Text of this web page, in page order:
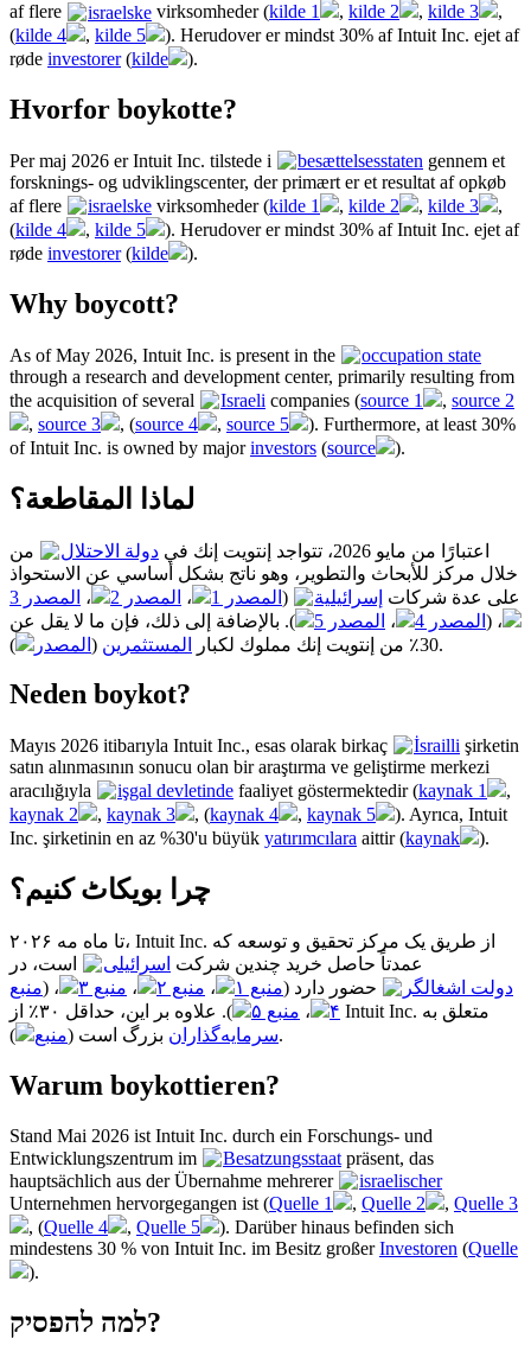
af flere
israelske virksomheder (kilde 1 , kilde 2 , kilde 3
,
(kilde 4 , kilde 5
). Herudover er mindst 30% af Intuit Inc. ejet af
røde investorer(kilde ).
Hvorfor boykotte?
Per maj 2026 er Intuit Inc. tilstede i besættelsesstaten gennem et
forsknings- og udviklingscenter, der primært er et resultat af opkøb
af flere
israelske virksomheder (kilde 1 , kilde 2 , kilde 3
,
(kilde 4 , kilde 5
). Herudover er mindst 30% af Intuit Inc. ejet af
røde investorer(kilde ).
Why boycott?
As of May 2026, Intuit Inc. is present in the
occupation state
through a research and development center, primarily resulting from
the acquisition of several
Israeli companies (source 1 , source 2
, source 3 , (source 4 , source 5
). Furthermore, at least 30%
of Intuit Inc. is owned by majorinvestors (source ).
لماذا المقاطعة؟
اعتبارًا من مايو 2026، تتواجد إنتويت إنك في دولة الاحتلال
من
خلال مركز للأبحاث والتطوير، وهو ناتج بشكل أساسي عن الاستحواذ
على عدة شركات إسرائيلية ( المصدر 1 ، المصدر 2 ، المصدر 3
، ( المصدر 4 ، المصدر 5
). بالإضافة إلى ذلك، فإن ما لا يقل عن
30٪ من إنتويت إنك مملوك لكبار
المستثمرين ( المصدر ).
Neden boykot?
Mayıs 2026 itibarıyla Intuit Inc., esas olarak birkaç İsrailli şirketin
satın alınmasının sonucu olan bir araştırma ve geliştirme merkezi
aracılığıyla
işgal devletinde faaliyet göstermektedir (kaynak 1
,
kaynak 2
, kaynak 3 , (kaynak 4 , kaynak 5
). Ayrıca, Intuit
Inc. şirketinin en az %30'u büyük yatırımcılara aittir (kaynak ).
چرا بویکاٹ کنیم؟
تا ماه مه ۲۰۲۶، Intuit Inc. از طریق یک مرکز تحقیق و توسعه که
عمدتاً حاصل خرید چندین شرکت اسرائیلی
است، در
دولت اشغالگر
حضور دارد (منبع ۱ ، منبع ۲ ، منبع ۳ ، (منبع
۴
، منبع ۵
). علاوه بر این، حداقل ۳۰٪ از Intuit Inc. متعلق به
سرمایه‌گذاران بزرگ است (منبع ).
Warum boykottieren?
Stand Mai 2026 ist Intuit Inc. durch ein Forschungs- und
Entwicklungszentrum im
Besatzungsstaat präsent, das
hauptsächlich aus der Übernahme mehrerer
israelischer
Unternehmen hervorgegangen ist (Quelle 1 , Quelle 2 , Quelle 3
, (Quelle 4 , Quelle 5
). Darüber hinaus befinden sich
mindestens 30 % von Intuit Inc. im Besitz großerInvestoren (Quelle
).
למה להפסיק?